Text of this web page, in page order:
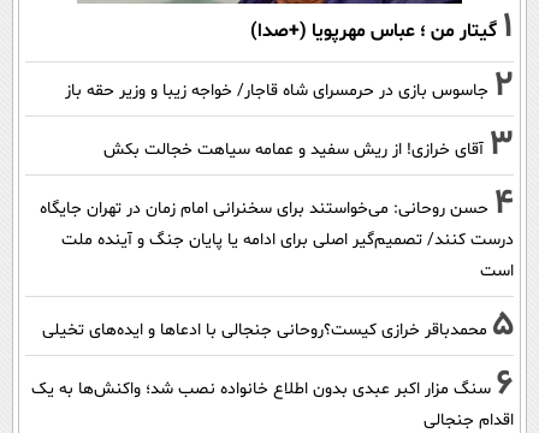
1 گیتار من ؛ عباس مهرپویا (+صدا)
2 جاسوس بازی در حرمسرای شاه قاجار/ خواجه زیبا و وزیر حقه باز
3 آقای خرازی! از ریش سفید و عمامه سیاهت خجالت بکش
4 حسن روحانی: می‌خواستند برای سخنرانی امام زمان در تهران جایگاه
درست کنند/ تصمیم‌گیر اصلی برای ادامه یا پایان جنگ و آینده ملت
است
5 محمدباقر خرازی کیست؟روحانی جنجالی با ادعاها و ایده‌های تخیلی
6 سنگ مزار اکبر عبدی بدون اطلاع خانواده نصب شد؛ واکنش‌ها به یک
اقدام جنجالی